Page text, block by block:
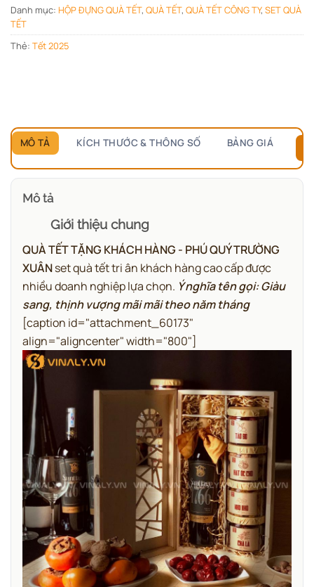
Danh mục: HỘP ĐỰNG QUÀ TẾT, QUÀ TẾT, QUÀ TẾT CÔNG TY, SET QUÀ
TẾT
Thẻ: Tết 2025
MÔ TẢ KÍCH THƯỚC & THÔNG SỐ BẢNG GIÁ
Mô tả
Giới thiệu chung
QUÀ TẾT TẶNG KHÁCH HÀNG - PHÚ QUÝ TRƯỜNG
XUÂNset quà tết tri ân khách hàng cao cấp được
nhiều doanh nghiệp lựa chọn. Ý nghĩa tên gọi: Giàu
sang, thịnh vượng mãi mãi theo năm tháng
[caption id="attachment_60173"
align="aligncenter" width="800"]